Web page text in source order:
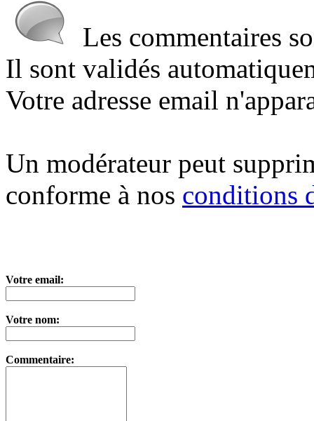
Les commentaires
Il sont validés
Votre adresse email
Un modérateur peut
conforme à nos conditions
Votre email:
Votre nom:
Commentaire: